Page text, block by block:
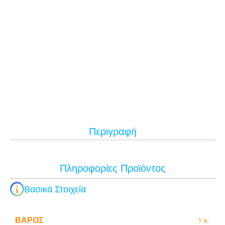
Περιγραφή
Πληροφορίες Προϊόντος
Βασικά Στοιχεία
ΒΆΡΟΣ 1 κ.